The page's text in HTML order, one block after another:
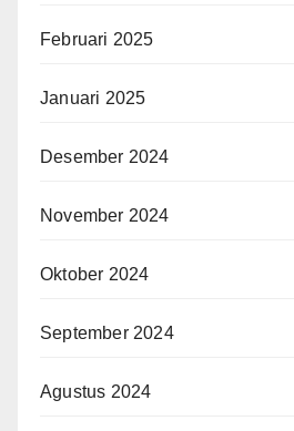
Februari 2025
Januari 2025
Desember 2024
November 2024
Oktober 2024
September 2024
Agustus 2024